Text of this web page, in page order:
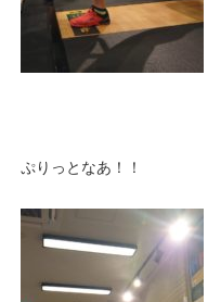
ぷりっとなあ！！